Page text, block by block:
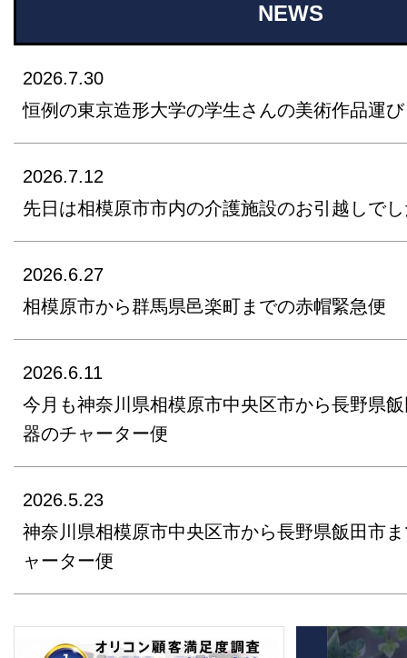
NEWS
2026.7.30
恒例の東京造形大学の学生さんの美術作品運び
2026.7.12
先日は相模原市市内の介護施設のお引越しで
2026.6.27
相模原市から群馬県邑楽町までの赤帽緊急便
2026.6.11
今月も神奈川県相模原市中央区市から長野県
器のチャーター便
2026.5.23
神奈川県相模原市中央区市から長野県飯田市
ャーター便